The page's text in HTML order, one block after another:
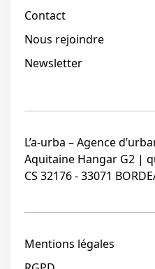
Contact
Nous rejoindre
Newsletter
L’a-urba – Agence
Aquitaine Hangar G2 |
CS 32176 - 33071
Mentions légales